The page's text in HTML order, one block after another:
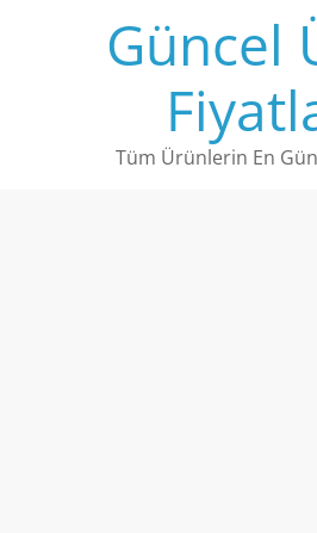
Güncel
Tüm Ürünlerin En